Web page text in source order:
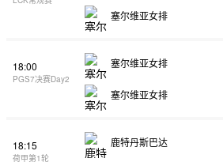
塞尔维亚女排
18:00
PGS7决赛Day2
塞尔维亚女排
塞尔维亚女排
18:15
荷甲第1轮
鹿特丹斯巴达